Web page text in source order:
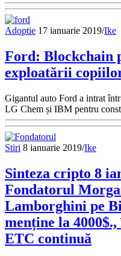
Adoptie 17 ianuarie 2019/Ike
Ford: Blockchain
exploatării
Gigantul auto Ford a intrat
LG Chem și IBM pentru
Stiri 8 ianuarie 2019/Ike
Sinteza cripto 8
Fondatorul
Lamborghini pe
menține la
ETC continuă